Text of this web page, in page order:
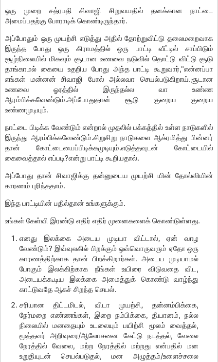
ஒரு முறை சத்ரபதி சிவாஜி சிறுவயதில் தனக்கான நாட்டை
அமைப்பதற்கு போராடிக் கொண்டிருந்தார்.
அப்போதும் ஒரு முயற்சி எடுத்து அதில் தோற்றுவிட்டு தலைமறைவாக
இருந்த போது ஒரு கிராமத்தில் ஒரு பாட்டி வீட்டில் சாப்பிடும்
சூழ்நிலையில் மிகவும் சூடான உணவை நடுவில் தொட்டு விட்டு சூடு
தாங்காமல் கையை உதறிய போது அந்த பாட்டி கூறுவார்,"என்னப்பா
எங்கள் மன்னன் சிவாஜி போல் அல்லவா செயல்படுகிறாய்.சூடான
உணவை ஓரத்தில் இருந்தல்ல வா உண்ண
ஆரம்பிக்கவேண்டும்.அப்போதுதான் சூடு குறைய குறைய
உண்ணமுடியும்.
நாட்டை பிடிக்க வேண்டும் என்றால் முதலில் பக்கத்தில் உள்ள நாடுகளில்
இருந்து ஆரம்பிக்கவேண்டும்.சிறுசிறு நாடுகளை ஆக்ரமித்து பின்னர்
தான் கோட்டையைப்பிடிக்கமுடியும்.எடுத்தவுடன் கோட்டையில்
கைவைத்தால் எப்படி?என்று பாட்டி கூறியதால்.
அப்போது தான் சிவாஜிக்கு தன்னுடைய முயற்சி யின் தோல்வியின்
காரணம் புரிந்ததாம்.
இந்த பாட்டியின் பதில்தான் உங்களுக்கும்.
உங்கள் கேள்வி இரண்டு எதிர் எதிர் முனைகளைக் கொண்டுள்ளது.
எனது இலக்கை அடைய முடியா விட்டால், ஏன் வாழ
வேண்டும்? இவ்வுலகில் பிறக்கும் ஒவ்வொருவரும் ஏதோ ஒரு
காரணத்திற்காக தான் பிறக்கிறார்கள். அடைய முடியாமல்
போகும் இலக்கிற்காக நீங்கள் உயிரை விடுவதை விட,
அடையக்கூடிய இலக்கை அமைத்துக் கொண்டு வாழ்ந்து
காட்டுவதே ஆகச் சிறந்த செயல்.
சரியான திட்டமிடல், விடா முயற்சி, தன்னம்பிக்கை,
நேர்மறை எண்ணங்கள், இறை நம்பிக்கை, தியானம், நல்ல
நிலையில் மனதையும் உடலையும் பயிற்சி மூலம் வைத்தல்,
மூத்தவர் அறிவுரை/ஆலோசனை கேட்டு நடத்தல், வேலை
நேரத்தில் வேலை, மற்ற நேரத்தில் மற்றது என்பதில் மன
உறுதியுடன் செயல்படுதல், மன அழுத்தம்/உளைச்சலை